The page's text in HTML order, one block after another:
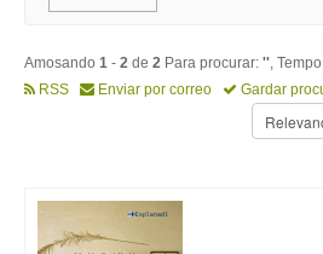
Amosando 1 - 2 de 2 Para procurar: '',
RSS
Enviar por correo Gardar